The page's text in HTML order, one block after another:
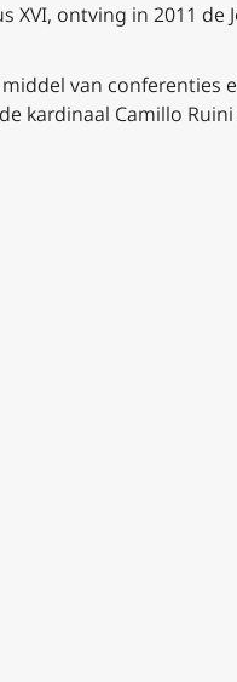
XVI, ontving in 2011 de
van conferenties
kardinaal Camillo